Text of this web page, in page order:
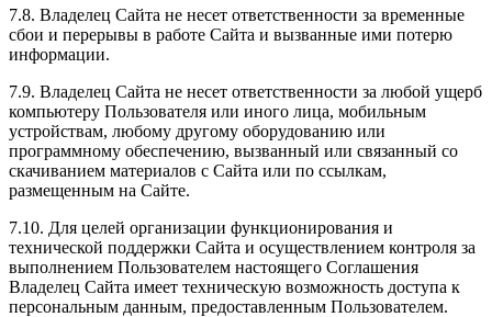
7.8. Владелец Сайта не несет ответственности за временные
сбои и перерывы в работе Сайта и вызванные ими потерю
информации.
7.9. Владелец Сайта не несет ответственности за любой ущерб
компьютеру Пользователя или иного лица, мобильным
устройствам, любому другому оборудованию или
программному обеспечению, вызванный или связанный со
скачиванием материалов с Сайта или по ссылкам,
размещенным на Сайте.
7.10. Для целей организации функционирования и
технической поддержки Сайта и осуществлением контроля за
выполнением Пользователем настоящего Соглашения
Владелец Сайта имеет техническую возможность доступа к
персональным данным, предоставленным Пользователем.